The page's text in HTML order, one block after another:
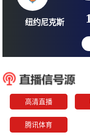
高清直播
腾讯体育